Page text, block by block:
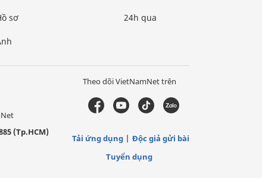
sơ 24h qua
(Tp.HCM)
Theo dõi VietNamNet trên
Tải ứng dụng
Độc giả gửi bài
Tuyển dụng